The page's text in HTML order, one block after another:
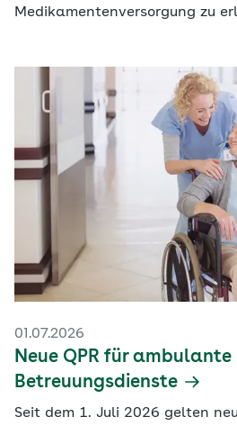
Medikamentenversorgung zu
01.07.2026
Neue QPR für ambulante
Betreuungsdienste
Seit dem 1. Juli 2026 gelten